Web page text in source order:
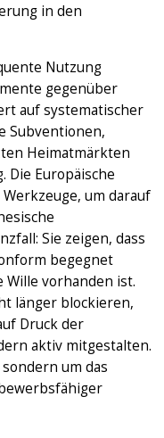
in den
Nutzung
gegenüber
auf systematischer
Subventionen,
Heimatmärkten
Europäische
um darauf
Sie zeigen, dass
begegnet
vorhanden ist.
länger blockieren,
Druck der
aktiv mitgestalten.
um das